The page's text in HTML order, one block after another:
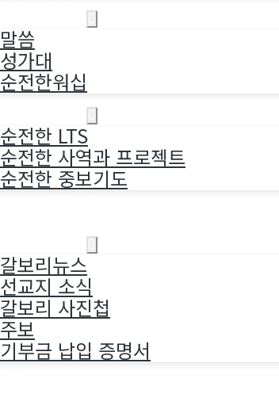
말씀
성가대
순전한워십
순전한 LTS
순전한 사역과 프로젝트
순전한 중보기도
갈보리뉴스
선교지 소식
갈보리 사진첩
주보
기부금 납입 증명서